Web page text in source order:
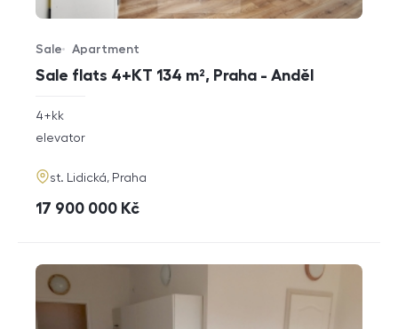
Sale flats 4+KT 134 m², Praha - Anděl
Offer type
Sale
Property type
Apartment
rozměry
4+kk
funkce
elevator
adresa
st. Lidická, Praha
cena
17 900 000 Kč